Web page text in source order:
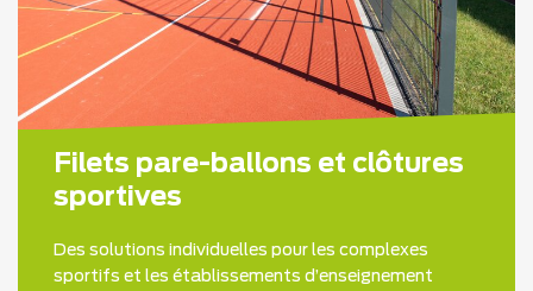
Filets pare-ballons et clôtures
sportives
Des solutions individuelles pour les complexes
sportifs et les établissements d’enseignement